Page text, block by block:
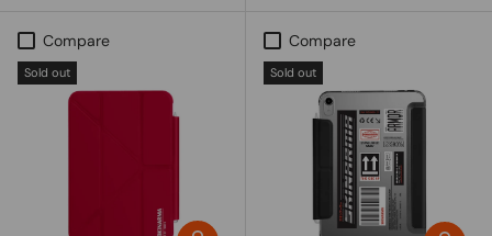
Compare
Sold out
Compare
Sold out